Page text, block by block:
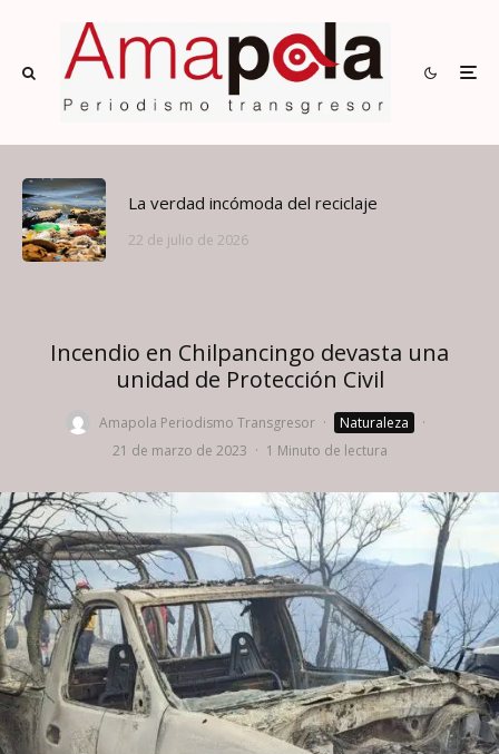
La verdad incómoda del reciclaje
22 de julio de 2026
Incendio en Chilpancingo devasta una
unidad de Protección Civil
Amapola Periodismo Transgresor · Naturaleza
·
21 de marzo de 2023 · 1 Minuto de lectura